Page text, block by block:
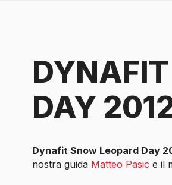
DAY
Dynafit Snow Leopard Day
nostra guida Matteo Pasic e il